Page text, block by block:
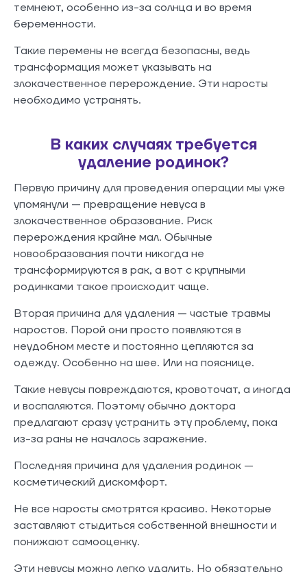
темнеют, особенно из-за солнца и во время
беременности.
Такие перемены не всегда безопасны, ведь
трансформация может указывать на
злокачественное перерождение. Эти наросты
необходимо устранять.
В каких случаях требуется
удаление родинок?
Первую причину для проведения операции мы уже
упомянули — превращение невуса в
злокачественное образование. Риск
перерождения крайне мал. Обычные
новообразования почти никогда не
трансформируются в рак, а вот с крупными
родинками такое происходит чаще.
Вторая причина для удаления — частые травмы
наростов. Порой они просто появляются в
неудобном месте и постоянно цепляются за
одежду. Особенно на шее. Или на пояснице.
Такие невусы повреждаются, кровоточат, а иногда
и воспаляются. Поэтому обычно доктора
предлагают сразу устранить эту проблему, пока
из-за раны не началось заражение.
Последняя причина для удаления родинок —
косметический дискомфорт.
Не все наросты смотрятся красиво. Некоторые
заставляют стыдиться собственной внешности и
понижают самооценку.
Эти невусы можно легко удалить. Но обязательно